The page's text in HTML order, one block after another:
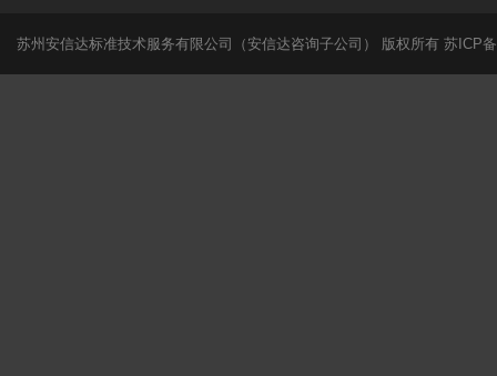
苏州安信达标准技术服务有限公司（安信达咨询子公司） 版权所有 苏ICP